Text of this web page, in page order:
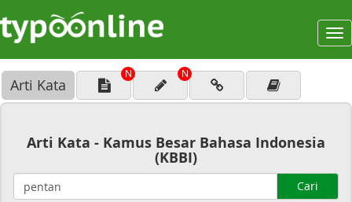
Arti Kata
N N
Arti Kata - Kamus Besar Bahasa Indonesia
(KBBI)
Cari